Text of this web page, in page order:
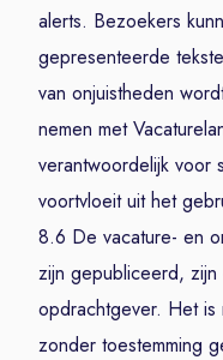
alerts. Bezoekers
gepresenteerde
van onjuistheden
nemen met
verantwoordelijk voor
voortvloeit uit het
8.6 De vacature- en
zijn gepubliceerd,
opdrachtgever. Het
zonder toestemming